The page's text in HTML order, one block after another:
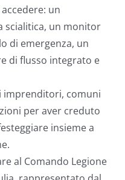
un
scialitica, un monitor
di emergenza, un
di flusso integrato e
imprenditori, comuni
per aver creduto
insieme a
al Comando Legione